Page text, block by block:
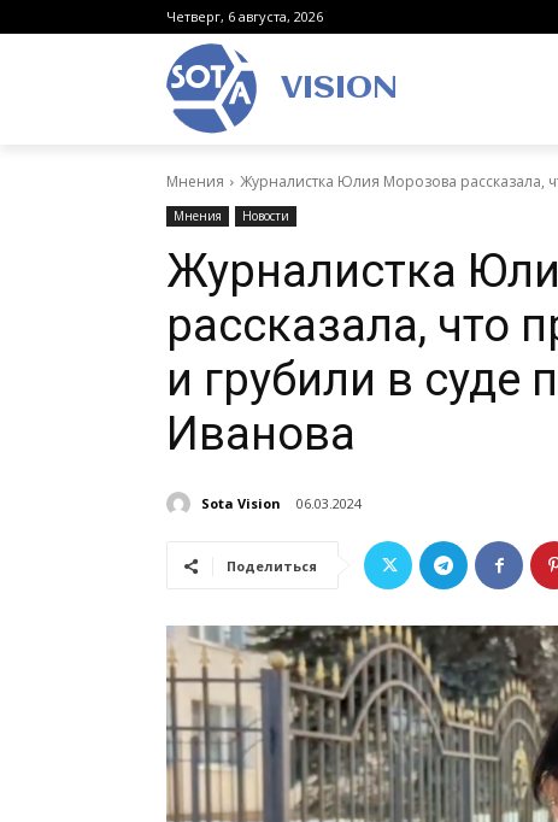
Четверг, 6 августа, 2026
VISION
Мнения Журналистка Юлия Морозова рассказала,
Мнения Новости
Журналистка
рассказала, что
и грубили в суде
Иванова
Sota Vision 06.03.2024
Поделиться